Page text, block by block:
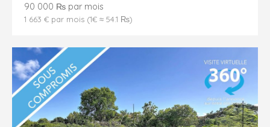
90 000 ₨ par mois
1 663 € par mois (1€ ≈ 54.1 ₨)